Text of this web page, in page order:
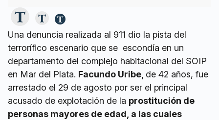
Una denuncia realizada al 911 dio la pista del
terrorífico escenario que se escondía en un
departamento del complejo habitacional del SOIP
en Mar del Plata. Facundo Uribe, de 42 años, fue
arrestado el 29 de agosto por ser el principal
acusado de explotación de la prostitución de
personas mayores de edad, a las cuales